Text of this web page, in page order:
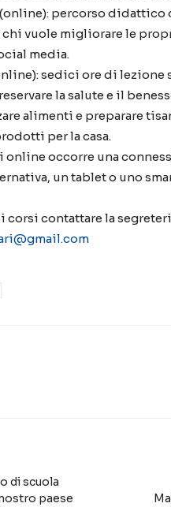
percorso didattico
chi vuole migliorare le
media.
sedici ore di lezione
la salute e il
alimenti e preparare
per la casa.
occorre una
un tablet o uno
contattare la
di scuola
paese